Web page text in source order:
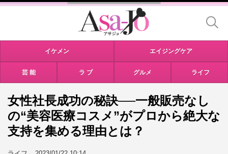
イケメン エイジングケア
芸 能 ラ ブ グルメ ライフ
女性社長成功の秘訣──一般販売なし
の“美容医療コスメ”がプロから絶大な
支持を集める理由とは？